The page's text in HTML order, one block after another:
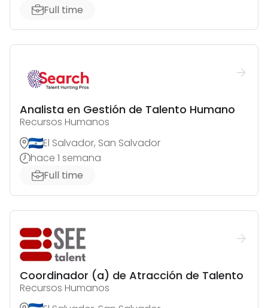
Full time
Analista en Gestión de Talento Humano
Recursos Humanos
El Salvador, San Salvador
hace 1 semana
Full time
Coordinador (a) de Atracción de Talento
Recursos Humanos